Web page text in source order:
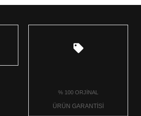
% 100 ORJİNAL
ÜRÜN GARANTİSİ